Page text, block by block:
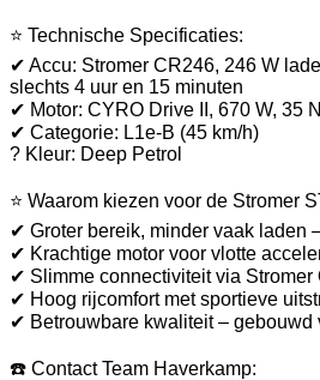
⭐ Technische Specificaties:
✔ Accu: Stromer CR246, 246 W
slechts 4 uur en 15 minuten
✔ Motor: CYRO Drive II, 670 W, 35
✔ Categorie: L1e-B (45 km/h)
? Kleur: Deep Petrol
⭐ Waarom kiezen voor de Stromer
✔ Groter bereik, minder vaak laden
✔ Krachtige motor voor vlotte
✔ Slimme connectiviteit via Stromer
✔ Hoog rijcomfort met sportieve
✔ Betrouwbare kwaliteit – gebouwd
☎️ Contact Team Haverkamp: